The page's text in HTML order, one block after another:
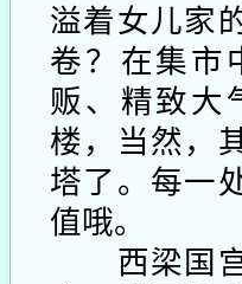
溢着女儿家
卷？在集市
贩、精致大
楼，当然，
塔了。每一
值哦。
西梁国宫